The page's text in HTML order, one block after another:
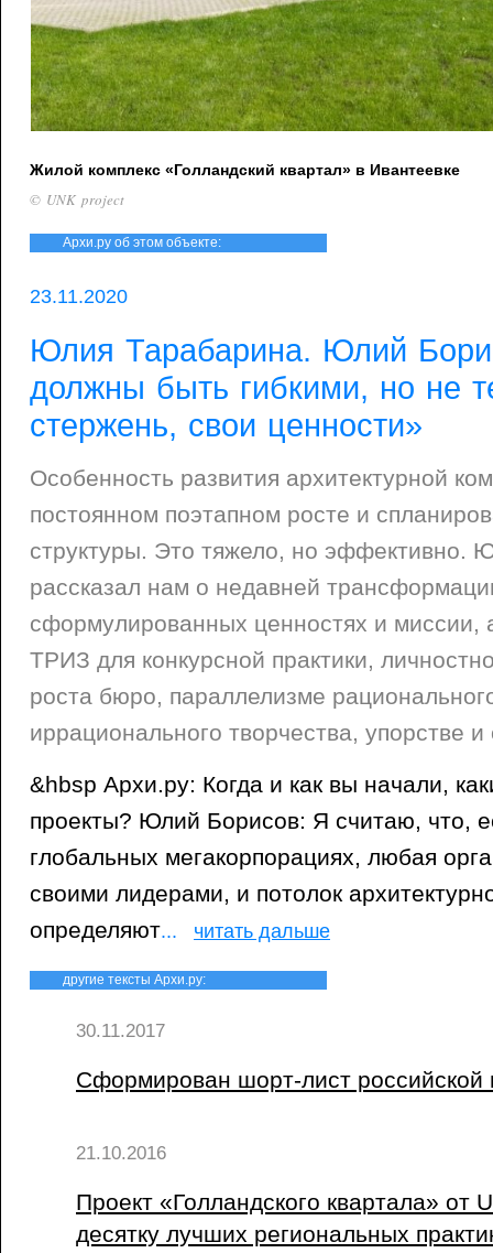
Жилой комплекс «Голландский квартал» в Ивантеевке
© UNK project
Архи.ру об этом объекте:
23.11.2020
Юлия Тарабарина. Юлий
должны быть гибкими, но не
стержень, свои ценности»
Особенность развития архитектурной
постоянном поэтапном росте и
структуры. Это тяжело, но эффективно.
рассказал нам о недавней
сформулированных ценностях и миссии,
ТРИЗ для конкурсной практики,
роста бюро, параллелизме
иррационального творчества, упорстве
&hbsp Архи.ру: Когда и как вы начали,
проекты? Юлий Борисов: Я считаю, что,
глобальных мегакорпорациях, любая
своими лидерами, и потолок
определяют... читать дальше
другие тексты Архи.ру:
30.11.2017
Сформирован шорт-лист российской
21.10.2016
Проект «Голландского квартала» от
десятку лучших региональных